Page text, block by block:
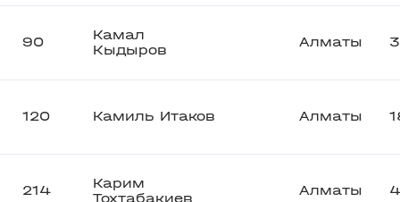
90
Камал
Кыдыров
Алматы
120 Камиль Итаков Алматы
214
Карим
Алматы